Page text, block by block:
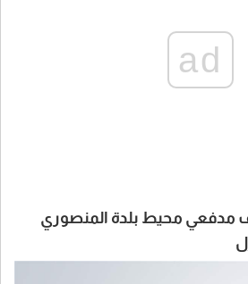
ad
مدفعي محيط بلدة المنصوري